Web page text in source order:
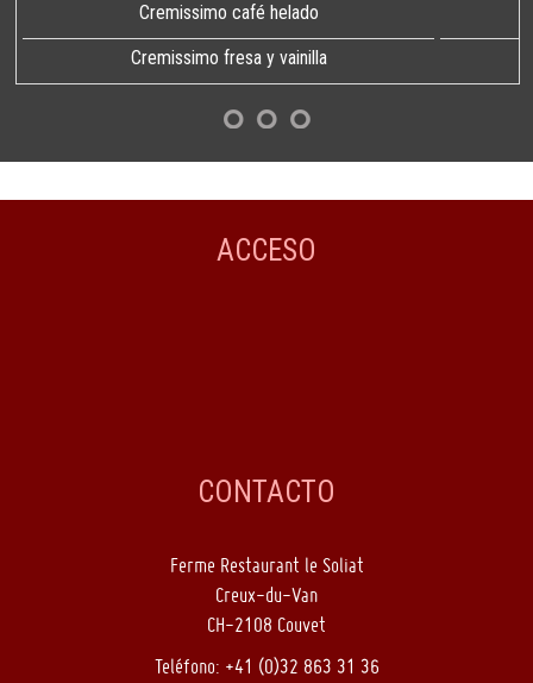
Cremissimo café helado
Cremissimo fresa y vainilla
ACCESO
CONTACTO
Ferme Restaurant le Soliat
Creux-du-Van
CH-2108 Couvet
Teléfono: +41 (0)32 863 31 36